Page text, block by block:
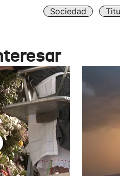
Sociedad